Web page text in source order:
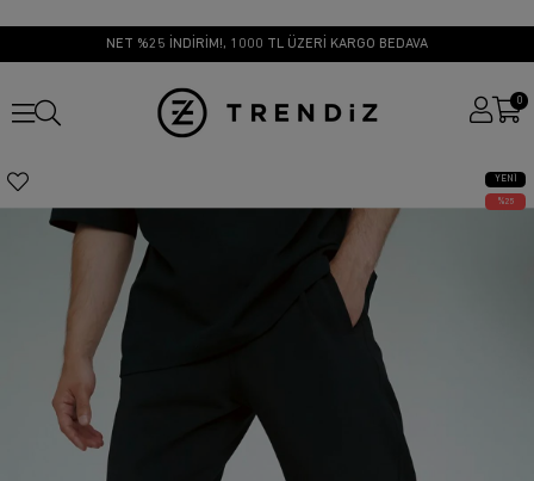
NET %25 İNDİRİM!, 1000 TL ÜZERİ KARGO BEDAVA
0
YENI
ÜRÜN
25